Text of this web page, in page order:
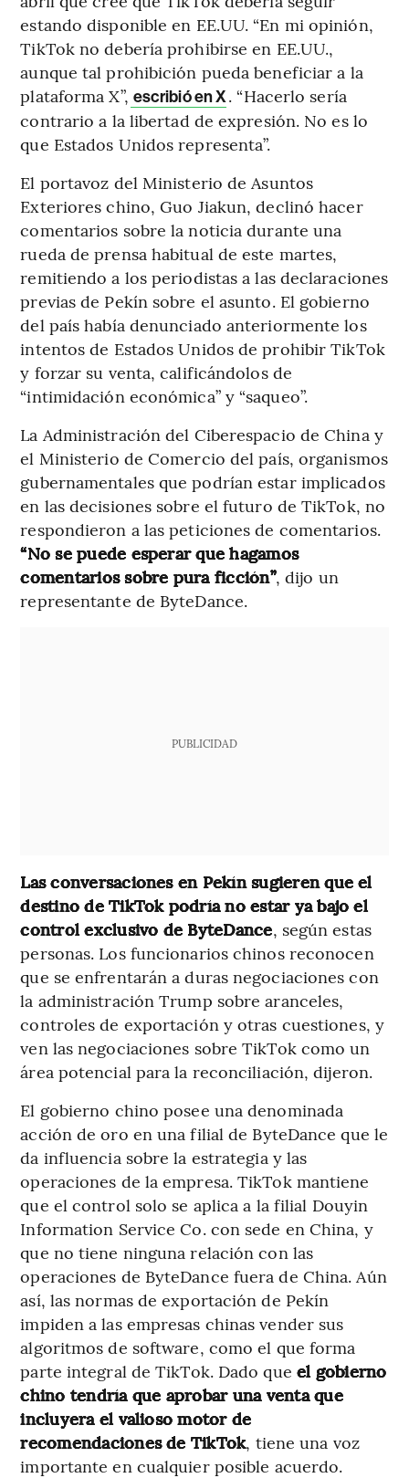
estando disponible en EE.UU. “En mi opinión,
TikTok no debería prohibirse en EE.UU.,
aunque tal prohibición pueda beneficiar a la
plataforma X”, escribió en X. “Hacerlo sería
contrario a la libertad de expresión. No es lo
que Estados Unidos representa”.
El portavoz del Ministerio de Asuntos
Exteriores chino, Guo Jiakun, declinó hacer
comentarios sobre la noticia durante una
rueda de prensa habitual de este martes,
remitiendo a los periodistas a las declaraciones
previas de Pekín sobre el asunto. El gobierno
del país había denunciado anteriormente los
intentos de Estados Unidos de prohibir TikTok
y forzar su venta, calificándolos de
“intimidación económica” y “saqueo”.
La Administración del Ciberespacio de China y
el Ministerio de Comercio del país, organismos
gubernamentales que podrían estar implicados
en las decisiones sobre el futuro de TikTok, no
respondieron a las peticiones de comentarios.
“No se puede esperar que hagamos
comentarios sobre pura ficción”, dijo un
representante de ByteDance.
PUBLICIDAD
Las conversaciones en Pekín sugieren que el
destino de TikTok podría no estar ya bajo el
control exclusivo de ByteDance, según estas
personas. Los funcionarios chinos reconocen
que se enfrentarán a duras negociaciones con
la administración Trump sobre aranceles,
controles de exportación y otras cuestiones, y
ven las negociaciones sobre TikTok como un
área potencial para la reconciliación, dijeron.
El gobierno chino posee una denominada
acción de oro en una filial de ByteDance que le
da influencia sobre la estrategia y las
operaciones de la empresa. TikTok mantiene
que el control solo se aplica a la filial Douyin
Information Service Co. con sede en China, y
que no tiene ninguna relación con las
operaciones de ByteDance fuera de China. Aún
así, las normas de exportación de Pekín
impiden a las empresas chinas vender sus
algoritmos de software, como el que forma
parte integral de TikTok. Dado que el gobierno
chino tendría que aprobar una venta que
incluyera el valioso motor de
recomendaciones de TikTok, tiene una voz
importante en cualquier posible acuerdo.